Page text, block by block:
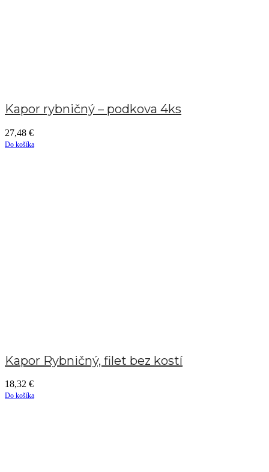
Kapor rybničný – podkova 4ks
27,48 €
Do košíka
Kapor Rybničný, filet bez kostí
18,32 €
Do košíka